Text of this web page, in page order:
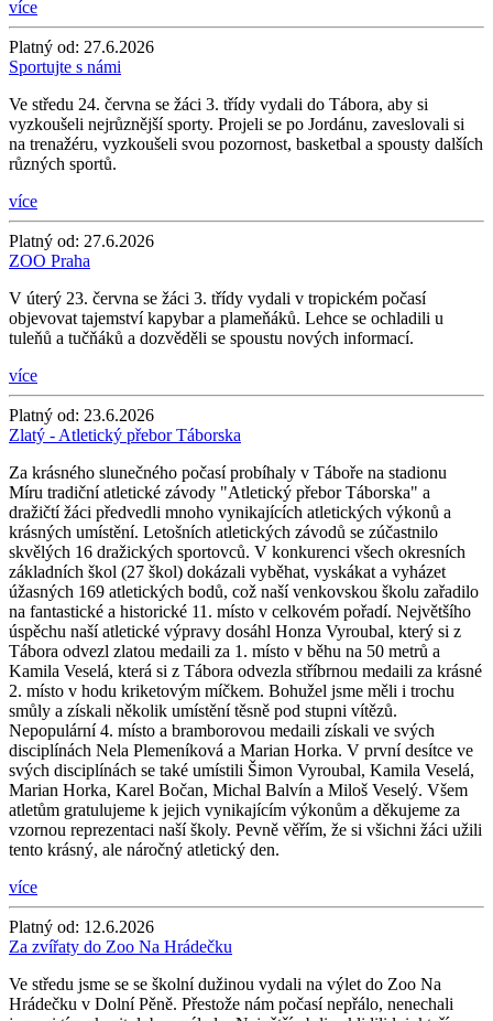
více
Platný od: 27.6.2026
Sportujte s námi
Ve středu 24. června se žáci 3. třídy vydali do Tábora, aby si
vyzkoušeli nejrůznější sporty. Projeli se po Jordánu, zaveslovali si
na trenažéru, vyzkoušeli svou pozornost, basketbal a spousty dalších
různých sportů.
více
Platný od: 27.6.2026
ZOO Praha
V úterý 23. června se žáci 3. třídy vydali v tropickém počasí
objevovat tajemství kapybar a plameňáků. Lehce se ochladili u
tuleňů a tučňáků a dozvěděli se spoustu nových informací.
více
Platný od: 23.6.2026
Zlatý - Atletický přebor Táborska
Za krásného slunečného počasí probíhaly v Táboře na stadionu
Míru tradiční atletické závody "Atletický přebor Táborska" a
dražičtí žáci předvedli mnoho vynikajících atletických výkonů a
krásných umístění. Letošních atletických závodů se zúčastnilo
skvělých 16 dražických sportovců. V konkurenci všech okresních
základních škol (27 škol) dokázali vyběhat, vyskákat a vyházet
úžasných 169 atletických bodů, což naší venkovskou školu zařadilo
na fantastické a historické 11. místo v celkovém pořadí. Největšího
úspěchu naší atletické výpravy dosáhl Honza Vyroubal, který si z
Tábora odvezl zlatou medaili za 1. místo v běhu na 50 metrů a
Kamila Veselá, která si z Tábora odvezla stříbrnou medaili za krásné
2. místo v hodu kriketovým míčkem. Bohužel jsme měli i trochu
smůly a získali několik umístění těsně pod stupni vítězů.
Nepopulární 4. místo a bramborovou medaili získali ve svých
disciplínách Nela Plemeníková a Marian Horka. V první desítce ve
svých disciplínách se také umístili Šimon Vyroubal, Kamila Veselá,
Marian Horka, Karel Bočan, Michal Balvín a Miloš Veselý. Všem
atletům gratulujeme k jejich vynikajícím výkonům a děkujeme za
vzornou reprezentaci naší školy. Pevně věřím, že si všichni žáci užili
tento krásný, ale náročný atletický den.
více
Platný od: 12.6.2026
Za zvířaty do Zoo Na Hrádečku
Ve středu jsme se se školní dužinou vydali na výlet do Zoo Na
Hrádečku v Dolní Pěně. Přestože nám počasí nepřálo, nenechali